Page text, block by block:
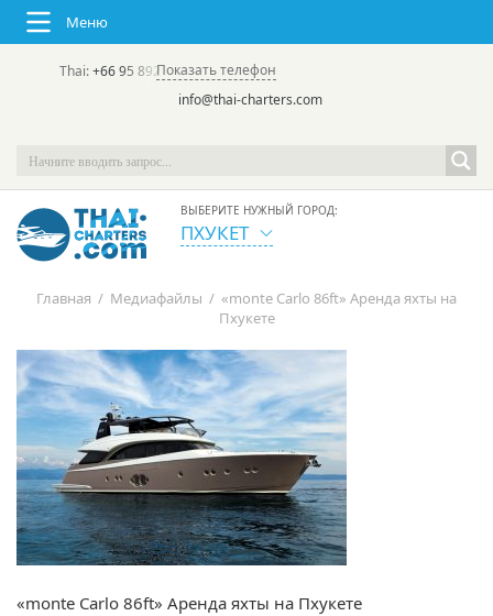
Меню
Thai:+66 95 892 7646(rus/eng) | в России:
Показать телефон
info@thai-charters.com
ВЫБЕРИТЕ НУЖНЫЙ ГОРОД:
ПХУКЕТ
Главная / Медиафайлы / «monte Carlo 86ft» Аренда яхты на
Пхукете
«monte Carlo 86ft» Аренда яхты на Пхукете